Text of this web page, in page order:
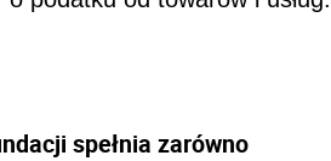
spełnia zarówno